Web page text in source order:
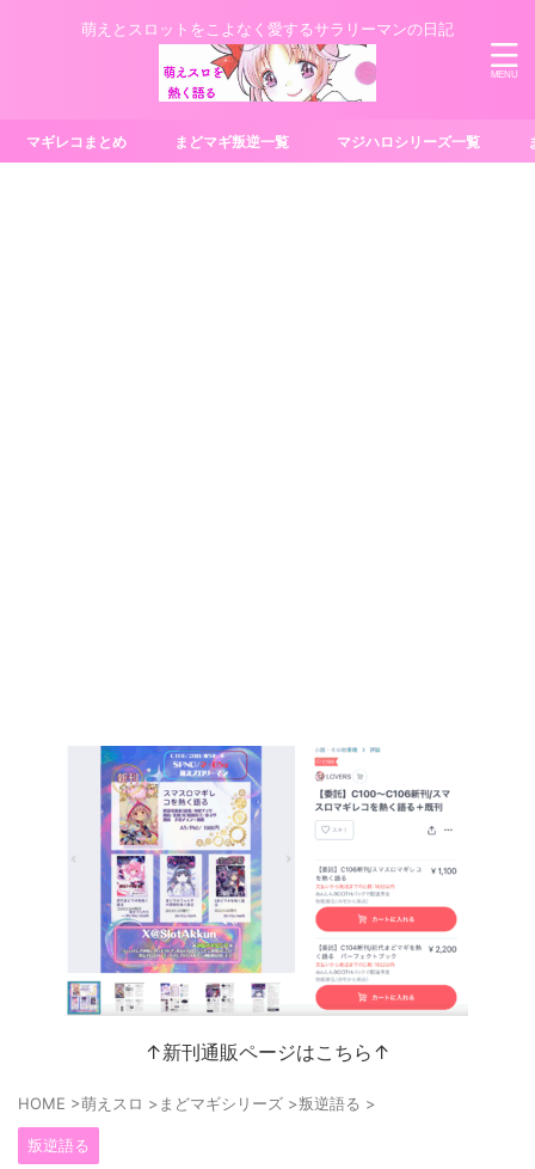
萌えとスロットをこよなく愛するサラリーマンの日記
マギレコまとめ まどマギ叛逆一覧 マジハロシリーズ一覧
↑新刊通販ページはこちら↑
HOME >萌えスロ > まどマギシリーズ >叛逆語る >
叛逆語る